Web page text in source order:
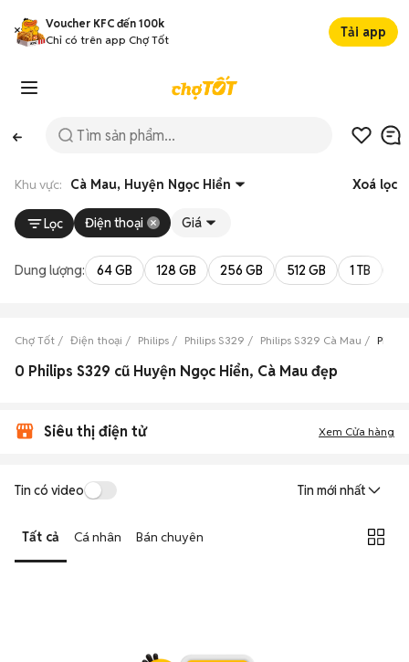
Voucher KFC đến 100k
Chỉ có trên app Chợ Tốt
Tải app
Khu vực: Cà Mau, Huyện Ngọc Hiển Xoá lọc
Lọc Điện thoại Giá
Dung lượng: 64 GB 128 GB 256 GB 512 GB 1 TB
Chợ Tốt Điện thoại Philips Philips S329 Philips S329 Cà Mau
0 Philips S329 cũ Huyện Ngọc Hiển, Cà Mau đẹp
Siêu thị điện tử Xem Cửa hàng
Tin có video Tin mới nhất
Tất cả Cá nhân Bán chuyên